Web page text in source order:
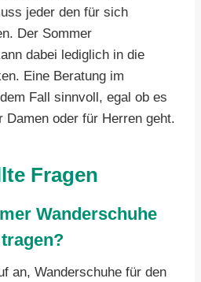
jeder den für sich
Der Sommer
dabei lediglich in die
Eine Beratung im
Fall sinnvoll, egal ob es
Damen oder für Herren geht.
Fragen
Wanderschuhe
an, Wanderschuhe für den